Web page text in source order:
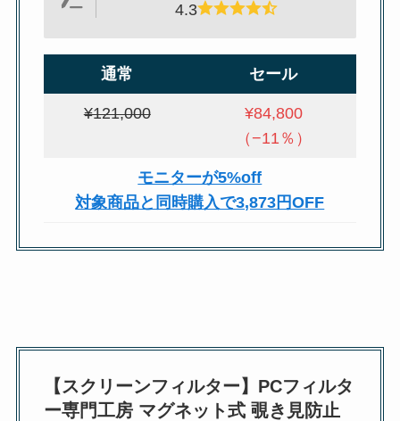
4.3
通常 セール
¥121,000
¥84,800
（−11％）
モニターが5%off
対象商品と同時購入で3,873円OFF
【スクリーンフィルター】PCフィルタ
ー専門工房 マグネット式 覗き見防止